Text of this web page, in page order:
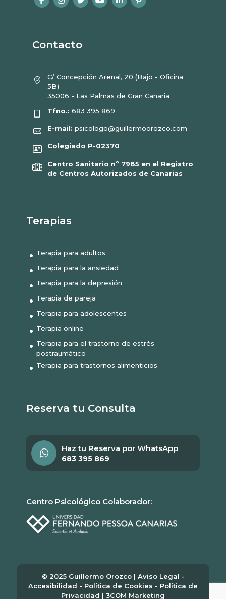
Contacto
C/ Concepción Arenal, 20 (Bajo - Oficina
5B)
35006 - Las Palmas de Gran Canaria
Tfno.: 683 395 869
E-mail: psicologo@guillermoorozco.com
Colegiado P-02370
Centro Sanitario nº 7985 en el Registro
de Centros Autorizados de Canarias
Terapias
Terapia para adultos
Terapia para la ansiedad
Terapia para la depresión
Terapia de pareja
Terapia para adolescentes
Terapia online
Terapia para el trastorno de estrés
postraumático
Terapia para trastornos alimenticios
Reserva tu Consulta
Haz tu Reserva por WhatsApp
683 395 869
Centro Psicológico Colaborador:
© 2025 Guillermo Orozco | Aviso Legal -
Accesibilidad - Política de Cookies - Política de
Privacidad | 3COM Marketing